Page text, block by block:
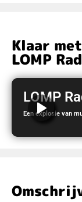
Klaar
LOMP
LOMP
Een explosie van